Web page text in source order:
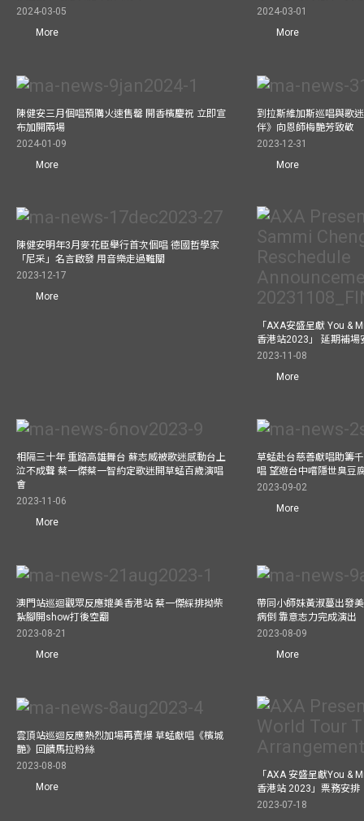
2024-03-05
More
2024-03-01
More
陳健安三月個唱預購火速售罄 開香檳慶祝 立即宣
布加開兩場
2024-01-09
More
到拉斯維加斯巡唱與歌
伴》向恩師梅艷芳致敬
2023-12-31
More
陳健安明年3月麥花臣舉行首次個唱 德國哲學家
「尼采」名言啟發 用音樂走過難關
2023-12-17
More
「AXA安盛呈獻 You &
香港站2023」 延期補場
2023-11-08
More
相隔三十年 重踏高雄舞台 蘇志威被歌迷感動台上
泣不成聲 蔡一傑蔡一智約定歌迷開草蜢百歲演唱
會
2023-11-06
More
草蜢赴台慈善獻唱助籌
唱 望遊台中嚐隱世臭豆
2023-09-02
More
澳門站巡迴觀眾反應媲美香港站 蔡一傑綵排拗柴
紥腳開show打後空翻
2023-08-21
More
帶同小師妹黃淑蔓出發
病倒 靠意志力完成演出
2023-08-09
More
雲頂站巡迴反應熱烈加場再賣爆 草蜢獻唱《檳城
艷》回饋馬拉粉絲
2023-08-08
More
「AXA 安盛呈獻You &
香港站 2023」票務安排
2023-07-18